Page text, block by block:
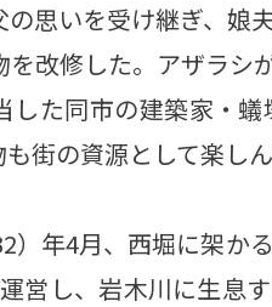
思いを受け継ぎ、娘
改修した。アザラシ
した同市の建築家・
街の資源として楽し
年4月、西堀に架か
営し、岩木川に生息